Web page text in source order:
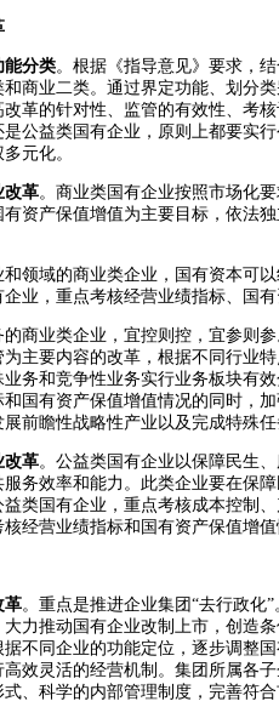
能分类。根据《指导意见》要求，
商业二类。通过界定功能、划分
革的针对性、监管的有效性、考
公益类国有企业，原则上都要实
元化。
改革。商业类国有企业按照市场化
资产保值增值为主要目标，依法
域的商业类企业，国有资本可以
企业，重点考核经营业绩指标、国
业类企业，宜控则控，宜参则参
主要内容的改革，根据不同行业
务和竞争性业务实行业务板块有
国有资产保值增值情况的同时，
前瞻性战略性产业以及完成特殊
改革。公益类国有企业以保障民生
务效率和能力。此类企业要在保
类国有企业，重点考核成本控制
经营业绩指标和国有资产保值增
革。重点是推进企业集团“去行政化
力推动国有企业改制上市，创造
不同企业的功能定位，逐步调整
效灵活的经营机制。集团所属各
、科学的内部管理制度，完善符